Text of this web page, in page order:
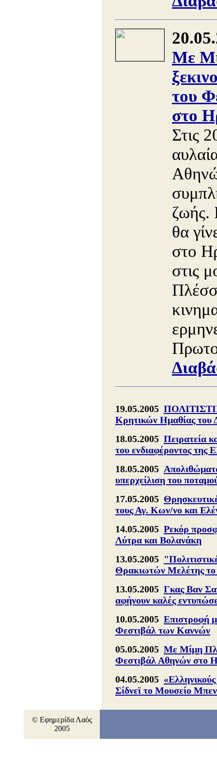
Με
του
στο
Στις
ζωής.
θα
στο
στις
19.05.2005
Κρητικών Ημαθίας του
18.05.2005 Πειρατεία
του ενδιαφέροντος της
18.05.2005
υπερχείλιση του
17.05.2005
τους Αγ. Κων/νο και
14.05.2005 Ρεκόρ
Λύτρα και Βολανάκη
13.05.2005
Θρακιωτών Μελέτης
13.05.2005 Γκας Βαν
αφήνουν καλές
10.05.2005 Επιστροφή
Φεστιβάλ των Καννών
05.05.2005 Με Μίμη
Φεστιβάλ Αθηνών στο
04.05.2005
Σίδνεϊ το Μουσείο
© Εφημερίδα Λαός
2005